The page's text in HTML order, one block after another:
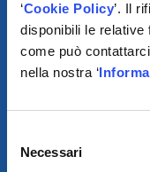
‘Cookie Policy’. Il
disponibili le relative
come può
nella nostra ‘
delNecessari
DI